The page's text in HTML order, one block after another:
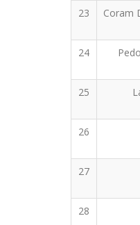
23
Coram
24
25
26
27
28